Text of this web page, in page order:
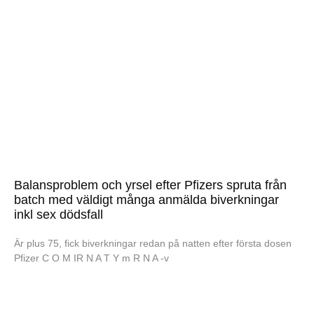
Balansproblem och yrsel efter Pfizers spruta från
batch med väldigt många anmälda biverkningar
inkl sex dödsfall
Är plus 75, fick biverkningar redan på natten efter första dosen
Pfizer C O M IR N A T Y m R N A -v